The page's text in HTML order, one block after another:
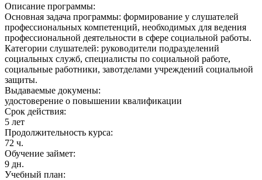
Описание программы:
Основная задача программы: формирование у слушателей
профессиональных компетенций, необходимых для ведения
профессиональной деятельности в сфере социальной работы.
Категории слушателей: руководители подразделений
социальных служб, специалисты по социальной работе,
социальные работники, завотделами учреждений социальной
защиты.
Выдаваемые докумены:
удостоверение о повышении квалификации
Срок действия:
5 лет
Продолжительность курса:
72 ч.
Обучение займет:
9 дн.
Учебный план: